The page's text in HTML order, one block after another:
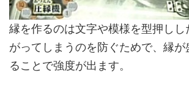
縁を作るのは文字や模様を型押し
がってしまうのを防ぐためで、縁が
ることで強度が出ます。